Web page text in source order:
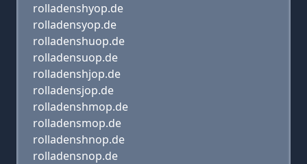
rolladenshyop.de
rolladensyop.de
rolladenshuop.de
rolladensuop.de
rolladenshjop.de
rolladensjop.de
rolladenshmop.de
rolladensmop.de
rolladenshnop.de
rolladensnop.de